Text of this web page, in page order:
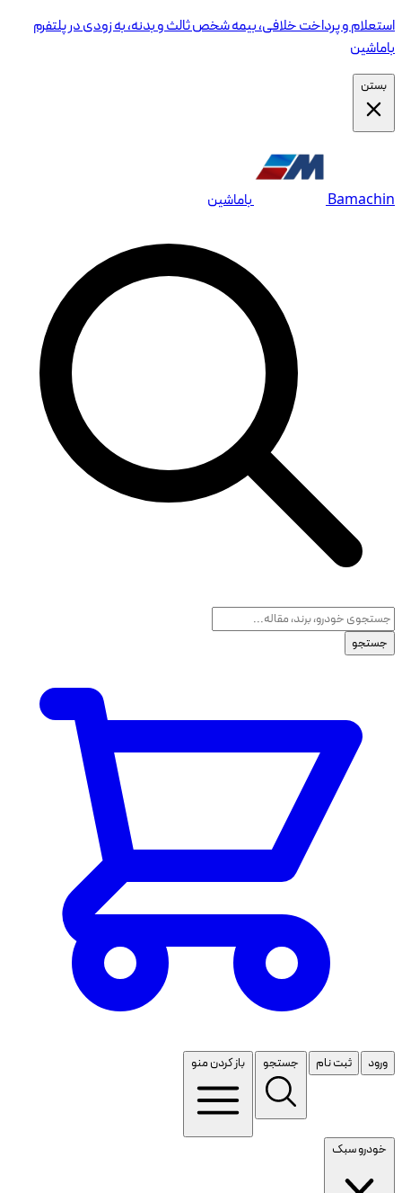
استعلام و پرداخت خلافی، بیمه شخص ثالث و بدنه، به زودی در پلتفرم
باماشین
بستن
Bamachin باماشین
جستجو
ورود ثبت نام جستجو باز کردن منو
خودرو سبک